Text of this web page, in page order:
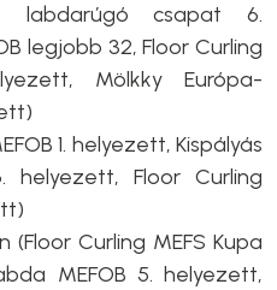
labdarúgó csapat 6.
legjobb 32, Floor Curling
Mölkky Európa-
1. helyezett, Kispályás
helyezett, Floor Curling
Curling MEFS Kupa
MEFOB 5. helyezett,